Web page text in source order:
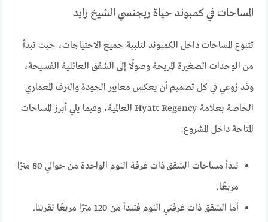
المساحات في كمبوند حياة ريجنسي الشيخ زايد
تتنوع المساحات داخل الكمبوند لتلبية جميع الاحتياجات، حيث تبدأ
من الوحدات الصغيرة المريحة وصولًا إلى الشقق العائلية الفسيحة،
وقد رُوعي في كل تصميم أن يعكس معايير الجودة والترف المعماري
الخاصة بعلامة Hyatt Regency العالمية، وفيما يلي أبرز المساحات
المتاحة داخل المشروع:
تبدأ مساحات الشقق ذات غرفة النوم الواحدة من حوالي 80 مترًا
مربعًا.
أما الشقق ذات غرفتي النوم فتبدأ من 120 مترًا مربعًا تقريبًا.